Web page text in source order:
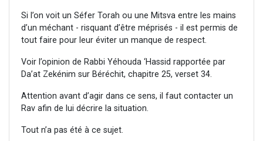
Si l’on voit un Séfer Torah ou une Mitsva entre les mains
d’un méchant - risquant d’être méprisés - il est permis de
tout faire pour leur éviter un manque de respect.
Voir l’opinion de Rabbi Yéhouda ‘Hassid rapportée par
Da’at Zekénim sur Béréchit, chapitre 25, verset 34.
Attention avant d’agir dans ce sens, il faut contacter un
Rav afin de lui décrire la situation.
Tout n’a pas été à ce sujet.